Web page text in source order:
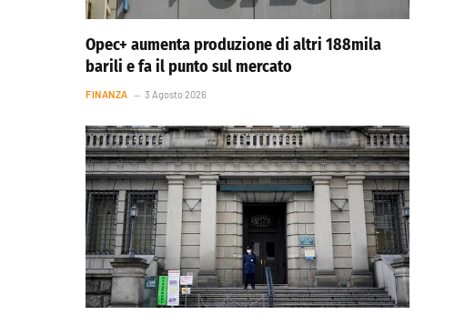
Opec+ aumenta produzione di altri 188mila
barili e fa il punto sul mercato
FINANZA 3 Agosto 2026